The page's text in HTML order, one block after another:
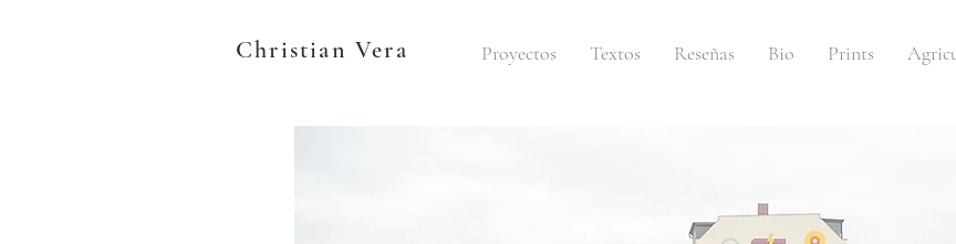
Christian Vera Proyectos Textos Reseñas Bio Prints